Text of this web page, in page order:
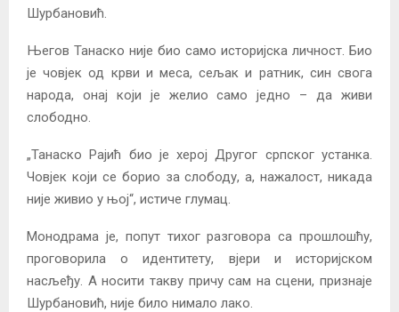
Шурбановић.
Његов Танаско није био само историјска личност. Био
је човјек од крви и меса, сељак и ратник, син свога
народа, онај који је желио само једно – да живи
слободно.
„Танаско Рајић био је херој Другог српског устанка.
Човјек који се борио за слободу, а, нажалост, никада
није живио у њој“, истиче глумац.
Монодрама је, попут тихог разговора са прошлошћу,
проговорила о идентитету, вјери и историјском
насљеђу. А носити такву причу сам на сцени, признаје
Шурбановић, није било нимало лако.